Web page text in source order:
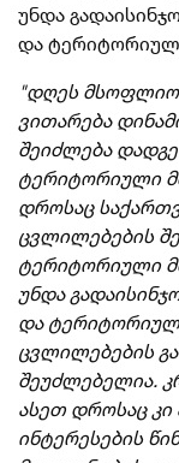
უნდა
და
"დღეს
ვითარება
შეიძლება
ტერიტორიული
დროსაც
ცვლილებების
ტერიტორიული
უნდა
და
ცვლილებების
შეუძლებელია.
ასეთ დროსაც
ინტერესების